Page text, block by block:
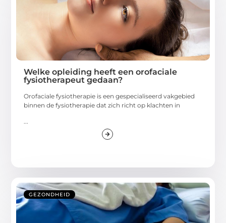
Welke opleiding heeft een orofaciale
fysiotherapeut gedaan?
Orofaciale fysiotherapie is een gespecialiseerd vakgebied
binnen de fysiotherapie dat zich richt op klachten in
...
GEZONDHEID